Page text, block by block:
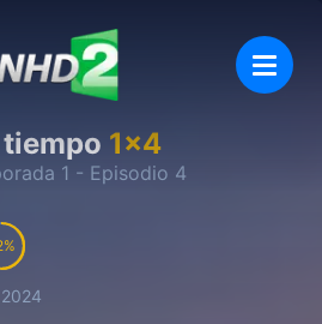
1x4
1 - Episodio 4
2024